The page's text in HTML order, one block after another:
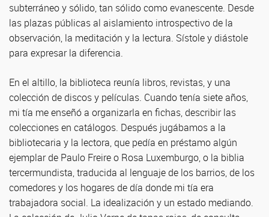
subterráneo y sólido, tan sólido como evanescente. Desde
las plazas públicas al aislamiento introspectivo de la
observación, la meditación y la lectura. Sístole y diástole
para expresar la diferencia.
En el altillo, la biblioteca reunía libros, revistas, y una
colección de discos y películas. Cuando tenía siete años,
mi tía me enseñó a organizarla en fichas, describir las
colecciones en catálogos. Después jugábamos a la
bibliotecaria y la lectora, que pedía en préstamo algún
ejemplar de Paulo Freire o Rosa Luxemburgo, o la biblia
tercermundista, traducida al lenguaje de los barrios, de los
comedores y los hogares de día donde mi tía era
trabajadora social. La idealización y un estado mediando.